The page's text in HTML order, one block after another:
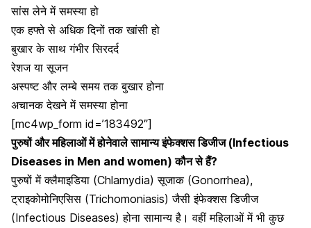
सांस लेने में समस्या हो
एक हफ्ते से अधिक दिनों तक खांसी हो
बुखार के साथ गंभीर सिरदर्द
रेशज या सूजन
अस्पष्ट और लम्बे समय तक बुखार होना
अचानक देखने में समस्या होना
[mc4wp_form id=’183492″]
पुरुषों और महिलाओं में होनेवाले सामान्य इंफेक्शस डिजीज (Infectious
Diseases in Men and women) कौन से हैं?
पुरुषों में क्लैमाइडिया (Chlamydia) सूजाक (Gonorrhea),
ट्राइकोमोनिएसिस (Trichomoniasis) जैसी इंफेक्शस डिजीज
(Infectious Diseases) होना सामान्य है। वहीं महिलाओं में भी कुछ